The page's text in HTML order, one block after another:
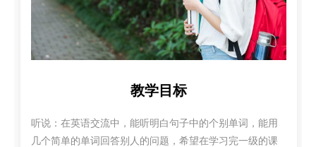
教学目标
听说：在英语交流中，能听明白句子中的个别单词，能用
几个简单的单词回答别人的问题，希望在学习完一级的课